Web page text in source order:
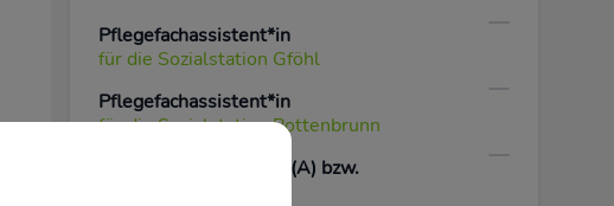
Pflegefachassistent*in
für die Sozialstation Gföhl
Pflegefachassistent*in
für die Sozialstation Pottenbrunn
Fachsozialbetreuer*in (A) bzw.